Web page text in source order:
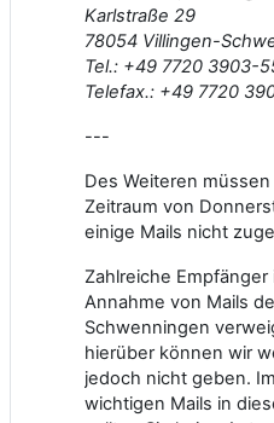
Karlstraße 29
78054 Villingen-
Tel.: +49 7720 3903-
Telefax.: +49 7720
---
Des Weiteren
Zeitraum von
einige Mails nicht
Zahlreiche
Annahme von Mails
Schwenningen
hierüber können wir
jedoch nicht geben.
wichtigen Mails in